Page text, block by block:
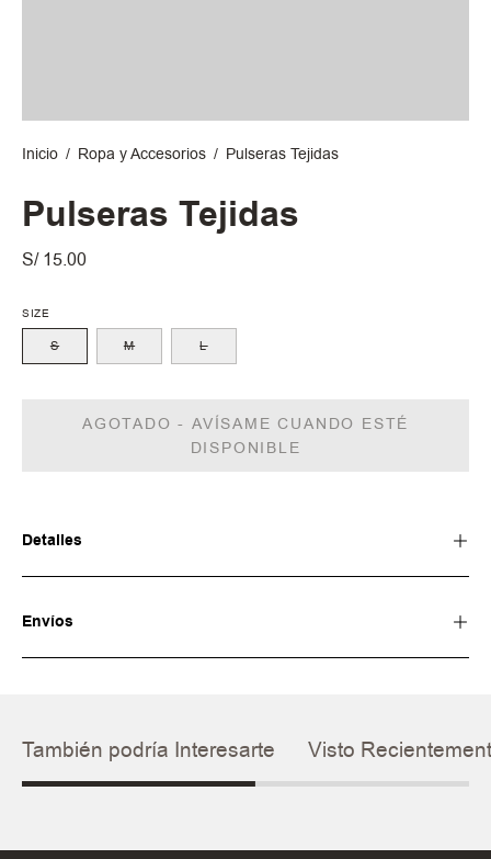
Inicio / Ropa y Accesorios / Pulseras Tejidas
Pulseras Tejidas
S/ 15.00
SIZE
S
M L
AGOTADO - AVÍSAME CUANDO ESTÉ
DISPONIBLE
Detalles
Envíos
También podría Interesarte Visto